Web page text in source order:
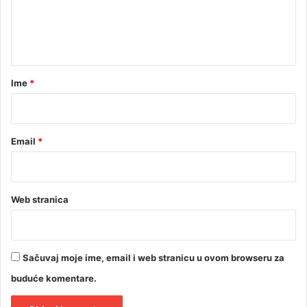
rIme *
Email *
Web stranica
Sačuvaj moje ime, email i web stranicu u ovom browseru za
buduće komentare.